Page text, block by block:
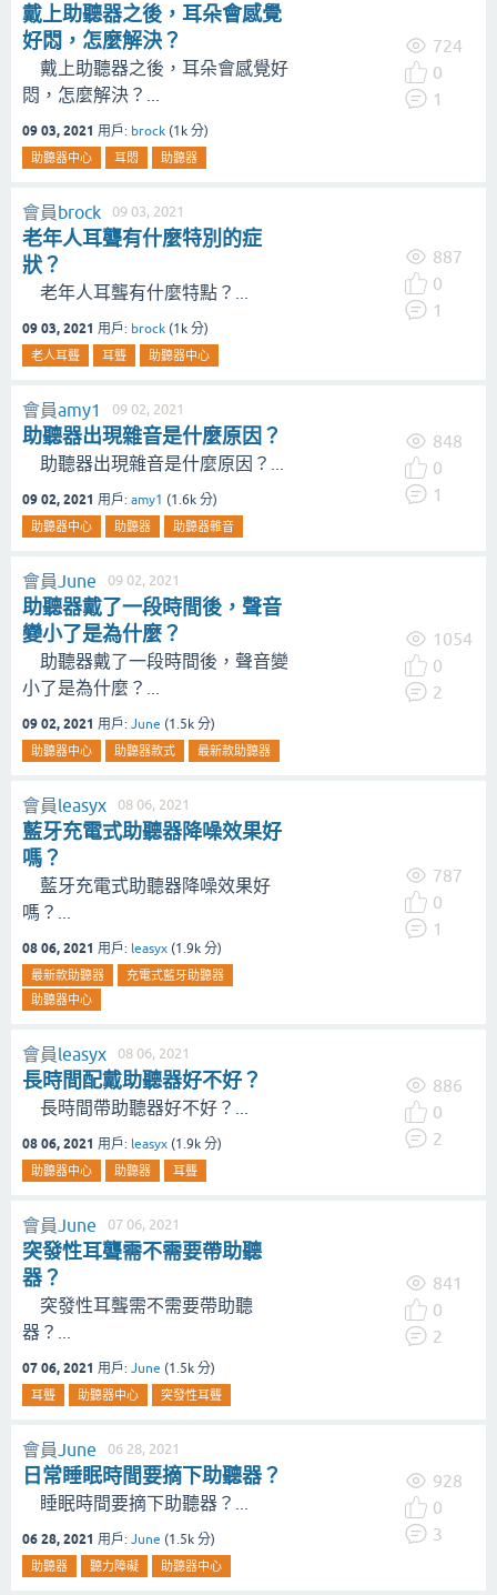
戴上助聽器之後，耳朵會感覺
好悶，怎麼解決？
戴上助聽器之後，耳朵會感覺好
悶，怎麼解決？...
09 03, 2021 用戶: brock (1k 分)
助聽器中心 耳悶 助聽器
724
0
1
會員brock 09 03, 2021
老年人耳聾有什麼特別的症
狀？
老年人耳聾有什麼特點？...
09 03, 2021 用戶: brock (1k 分)
老人耳聾 耳聾 助聽器中心
887
0
1
會員amy1 09 02, 2021
助聽器出現雜音是什麼原因？
助聽器出現雜音是什麼原因？...
09 02, 2021 用戶: amy1 (1.6k 分)
助聽器中心 助聽器 助聽器雜音
848
0
1
會員June 09 02, 2021
助聽器戴了一段時間後，聲音
變小了是為什麼？
助聽器戴了一段時間後，聲音變
小了是為什麼？...
09 02, 2021 用戶: June (1.5k 分)
助聽器中心 助聽器款式 最新款助聽器
1054
0
2
會員leasyx 08 06, 2021
藍牙充電式助聽器降噪效果好
嗎？
藍牙充電式助聽器降噪效果好
嗎？...
08 06, 2021 用戶: leasyx (1.9k 分)
最新款助聽器
充電式藍牙助聽器
助聽器中心
787
0
1
會員leasyx 08 06, 2021
長時間配戴助聽器好不好？
長時間帶助聽器好不好？...
08 06, 2021 用戶: leasyx (1.9k 分)
助聽器中心 助聽器 耳聾
886
0
2
會員June 07 06, 2021
突發性耳聾需不需要帶助聽
器？
突發性耳聾需不需要帶助聽
器？...
07 06, 2021 用戶: June (1.5k 分)
耳聾 助聽器中心 突發性耳聾
841
0
2
會員June 06 28, 2021
日常睡眠時間要摘下助聽器？
睡眠時間要摘下助聽器？...
06 28, 2021 用戶: June (1.5k 分)
助聽器 聽力障礙 助聽器中心
928
0
3